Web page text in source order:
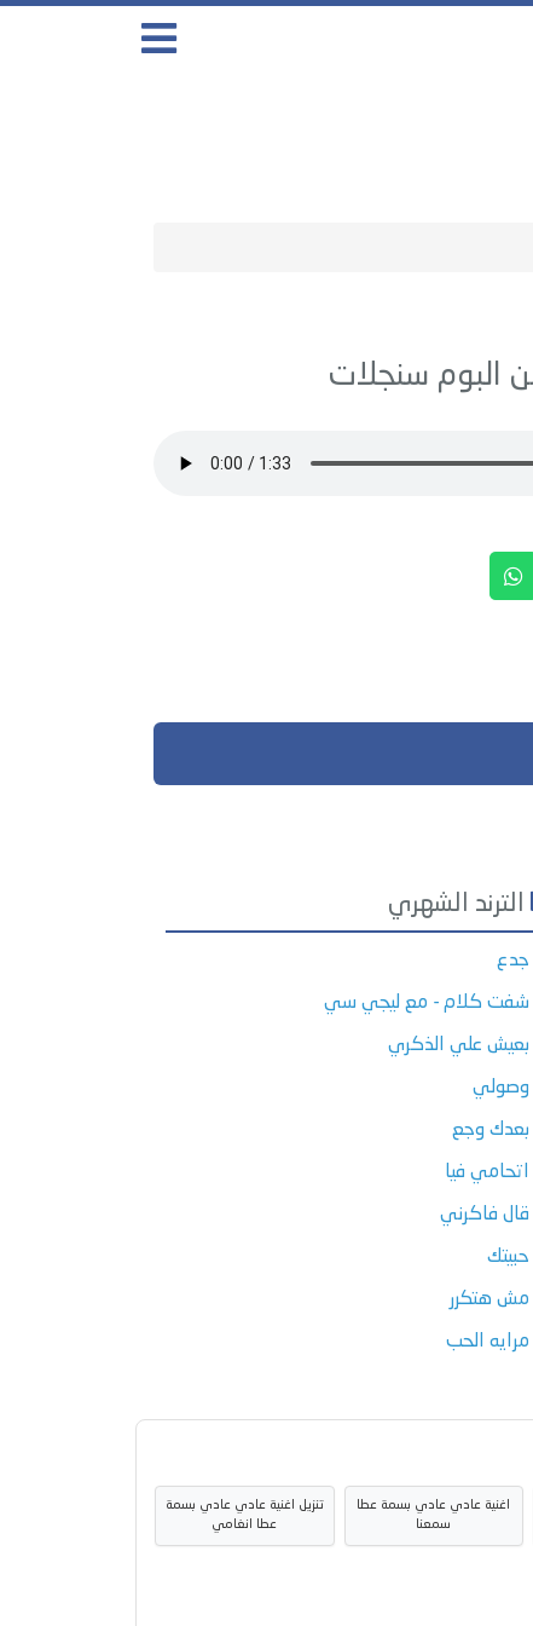
سنجلات
الترند الشهري
جدع
شفت كلام - مع ليجي سي
بعيش علي الذكري
وصولي
بعدك وجع
اتحامي فيا
قال فاكرني
حبيتك
مش هتكرر
مرايه الحب
اغنية عادي عادي بسمة عطا
سمعنا
تنزيل اغنية عادي عادي بسمة
عطا انغامي